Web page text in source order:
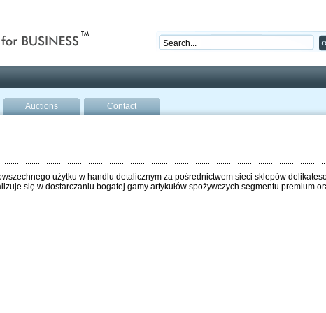
Auctions Contact
użytku w handlu detalicznym za pośrednictwem sieci sklepów
się w dostarczaniu bogatej gamy artykułów spożywczych segmentu premium